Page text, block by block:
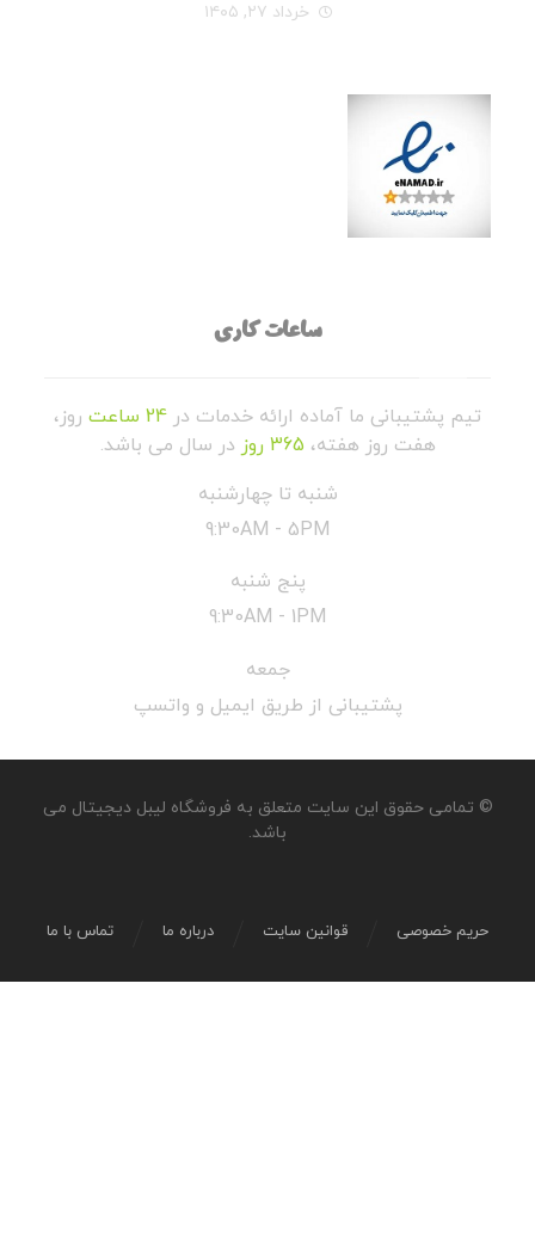
خرداد ۲۷, ۱۴۰۵
ساعات کاری
تیم پشتیبانی ما آماده ارائه خدمات در 24 ساعت
روز،
هفت روز هفته، 365 روز
در سال می باشد.
شنبه تا چهارشنبه
9:30AM - 5PM
پنج شنبه
9:30AM - 1PM
جمعه
پشتیبانی از طریق ایمیل و واتسپ
© تمامی حقوق این سایت متعلق به فروشگاه لیبل دیجیتال می
باشد.
تماس با ما درباره ما قوانین سایت حریم خصوصی